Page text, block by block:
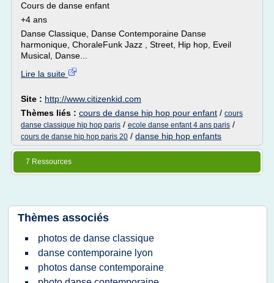
Cours de danse enfant
+4 ans
Danse Classique, Danse Contemporaine Danse
harmonique, ChoraleFunk Jazz , Street, Hip hop, Eveil
Musical, Danse...
Lire la suite
Site : http://www.citizenkid.com
Thèmes liés : cours de danse hip hop pour enfant / cours
danse classique hip hop paris / ecole danse enfant 4 ans paris /
cours de danse hip hop paris 20 / danse hip hop enfants
7 Ressources
Thèmes associés
photos de danse classique
danse contemporaine lyon
photos danse contemporaine